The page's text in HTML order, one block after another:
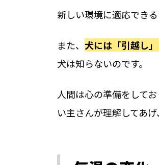
新しい環境に適応でき
また、 犬には「引越し
犬は知らないのです。
人間は心の準備をしてお
い主さんが理解してあ